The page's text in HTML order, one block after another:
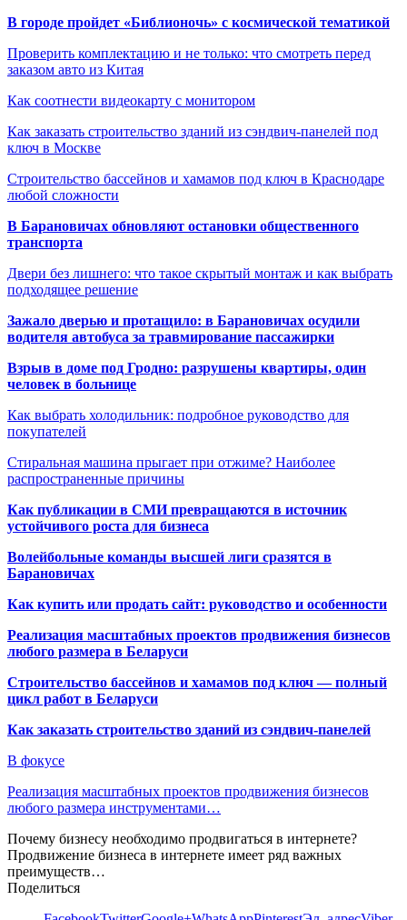
В городе пройдет «Библионочь» с космической тематикой
Проверить комплектацию и не только: что смотреть перед
заказом авто из Китая
Как соотнести видеокарту с монитором
Как заказать строительство зданий из сэндвич-панелей под
ключ в Москве
Строительство бассейнов и хамамов под ключ в Краснодаре
любой сложности
В Барановичах обновляют остановки общественного
транспорта
Двери без лишнего: что такое скрытый монтаж и как выбрать
подходящее решение
Зажало дверью и протащило: в Барановичах осудили
водителя автобуса за травмирование пассажирки
Взрыв в доме под Гродно: разрушены квартиры, один
человек в больнице
Как выбрать холодильник: подробное руководство для
покупателей
Стиральная машина прыгает при отжиме? Наиболее
распространенные причины
Как публикации в СМИ превращаются в источник
устойчивого роста для бизнеса
Волейбольные команды высшей лиги сразятся в
Барановичах
Как купить или продать сайт: руководство и особенности
Реализация масштабных проектов продвижения бизнесов
любого размера в Беларуси
Строительство бассейнов и хамамов под ключ — полный
цикл работ в Беларуси
Как заказать строительство зданий из сэндвич-панелей
В фокусе
Реализация масштабных проектов продвижения бизнесов
любого размера инструментами…
Почему бизнесу необходимо продвигаться в интернете?
Продвижение бизнеса в интернете имеет ряд важных
преимуществ…
Поделиться